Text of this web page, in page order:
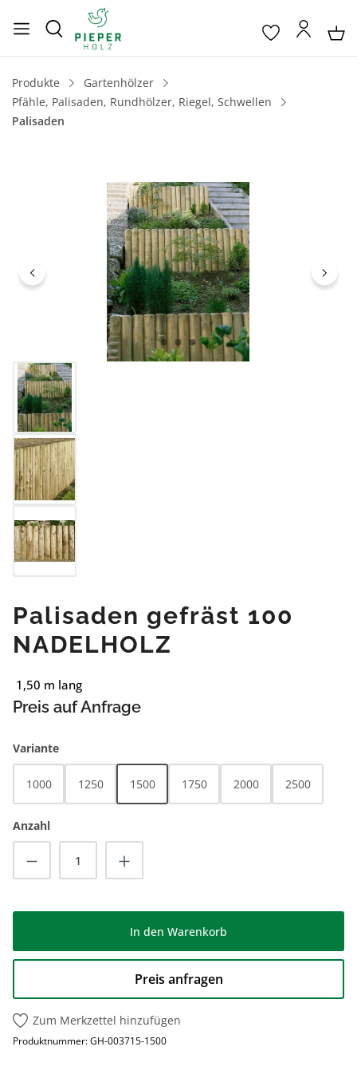
Produkte
Gartenhölzer
Pfähle, Palisaden, Rundhölzer, Riegel, Schwellen
Palisaden
Bildergalerie überspringen
Palisaden gefräst 100
NADELHOLZ
1,50 m lang
Preis auf Anfrage
Varianteauswählen
1000 1250 1500 1750 2000 2500
Anzahl
Produkt Anzahl: Gib den gewünschten
In den Warenkorb
Preis anfragen
Zum Merkzettel hinzufügen
Produktnummer:GH-003715-1500